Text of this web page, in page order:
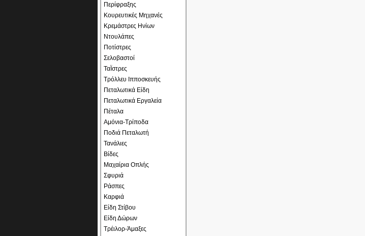
Περίφραξης
Κουρευτικές Μηχανές
Κρεμάστρες Ηνίων
Ντουλάπες
Ποτίστρες
Σελοβαστοί
ΤαΪστρες
Τρόλλευ Ιπποσκευής
Πεταλωτικά Είδη
Πεταλωτικά Εργαλεία
Πέταλα
Αμόνια-Τρίποδα
Ποδιά Πεταλωτή
Τανάλιες
Βίδες
Μαχαίρια Οπλής
Σφυριά
Ράσπες
Καρφιά
Είδη Στίβου
Είδη Δώρων
Τρέιλορ-Άμαξες